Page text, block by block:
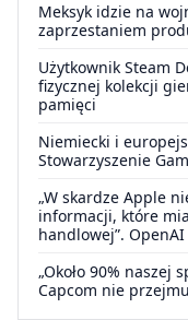
Meksyk idzie na
zaprzestaniem
Użytkownik Steam
fizycznej kolekcji
pamięci
Niemiecki i
Stowarzyszenie
„W skardze Apple
informacji, które
handlowej”.
„Około 90% naszej
Capcom nie